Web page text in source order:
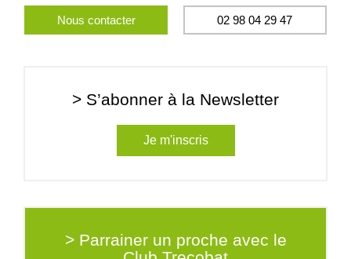
Nous contacter 02 98 04 29 47
> S’abonner à la Newsletter
Je m'inscris
> Parrainer un proche avec le